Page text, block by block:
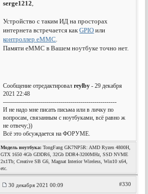
serge1212,
Устройство с таким ИД на просторах
интернета встречается какGPIO или
контроллер eMMC.
Памяти eMMC в Вашем ноутбуке точно нет.
Сообщение отредактировалreylby - 29 декабря
2021 22:48
---------------------------------------------------------
И не надо мне писать письма или в личку по
вопросам, связанным с ноутбуками, всё равно ж
не отвечу;))
Всё это обсуждается на ФОРУМЕ.
Модель ноутбука: TongFang GK7NP5R: AMD Ryzen 4800H,
GTX 1650 4Gb GDDR6, 32Gb DDR4-3200MHz, SSD NVME
2x1Tb; Creative SB G6, Magnat Interior Wireless, Win10 x64,
etc.
30 декабря 2021 00:09 #330